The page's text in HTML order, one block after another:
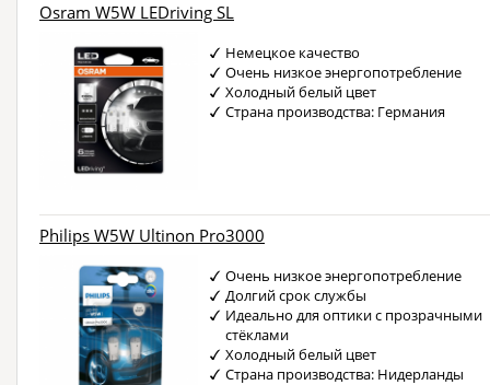
Osram W5W LEDriving SL
Немецкое качество
Очень низкое энергопотребление
Холодный белый цвет
Страна производства: Германия
Philips W5W Ultinon Pro3000
Очень низкое энергопотребление
Долгий срок службы
Идеально для оптики с прозрачными
стёклами
Холодный белый цвет
Страна производства: Нидерланды